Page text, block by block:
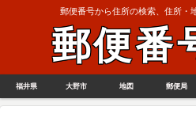
郵便番号から住所の検索、住所・
郵便番
福井県 大野市 地図 郵便局